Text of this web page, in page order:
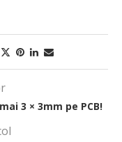
3 × 3mm pe PCB!